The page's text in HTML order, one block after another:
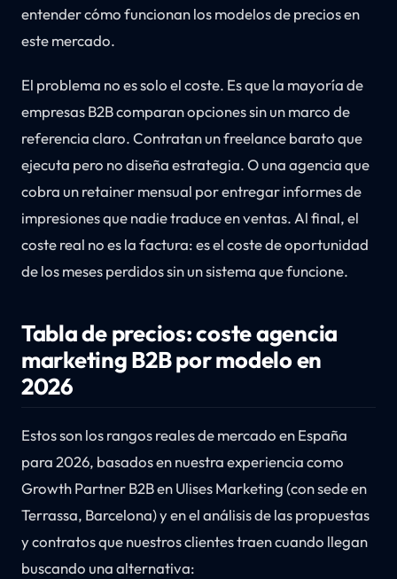
entender cómo funcionan los modelos de precios en
este mercado.
El problema no es solo el coste. Es que la mayoría de
empresas B2B comparan opciones sin un marco de
referencia claro. Contratan un freelance barato que
ejecuta pero no diseña estrategia. O una agencia que
cobra un retainer mensual por entregar informes de
impresiones que nadie traduce en ventas. Al final, el
coste real no es la factura: es el coste de oportunidad
de los meses perdidos sin un sistema que funcione.
Tabla de precios: coste agencia
marketing B2B por modelo en
2026
Estos son los rangos reales de mercado en España
para 2026, basados en nuestra experiencia como
Growth Partner B2B en Ulises Marketing (con sede en
Terrassa, Barcelona) y en el análisis de las propuestas
y contratos que nuestros clientes traen cuando llegan
buscando una alternativa: